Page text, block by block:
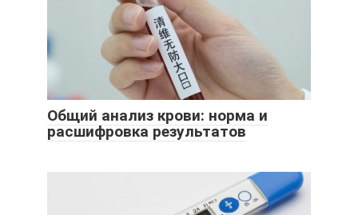
Общий анализ крови: норма и
расшифровка результатов